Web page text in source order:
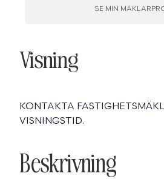
SE MIN
Visning
KONTAKTA
VISNINGSTID.
Beskrivning